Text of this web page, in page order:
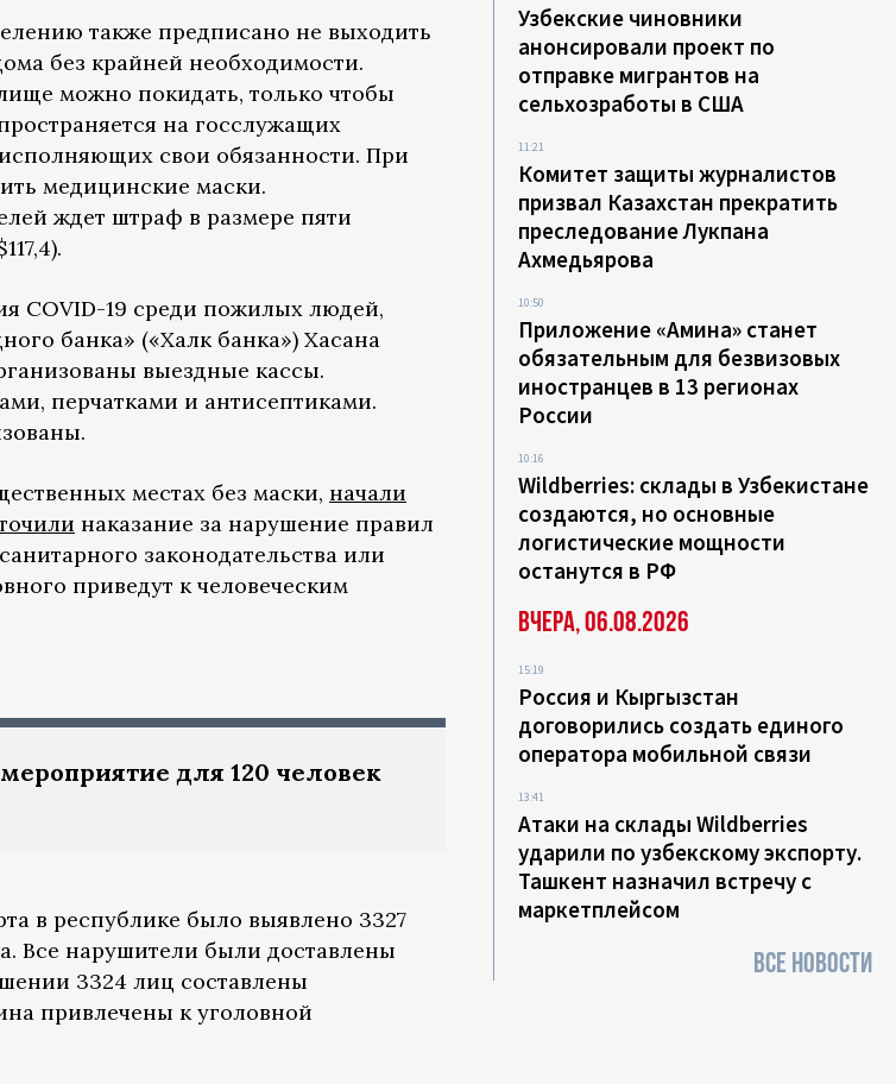
также предписано не выходить
без крайней необходимости.
можно покидать, только чтобы
на госслужащих
свои обязанности. При
медицинские маски.
ждет штраф в размере пяти
COVID-19 среди пожилых людей,
банка» («Халк банка») Хасана
выездные кассы.
перчатками и антисептиками.
местах без маски, начали
наказание за нарушение правил
законодательства или
приведут к человеческим
для 120 человек
в республике было выявлено 3327
Все нарушители были доставлены
3324 лиц составлены
привлечены к уголовной
Узбекские чиновники
анонсировали проект по
отправке мигрантов на
сельхозработы в США
11:21
Комитет защиты журналистов
призвал Казахстан прекратить
преследование Лукпана
Ахмедьярова
10:50
Приложение «Амина» станет
обязательным для безвизовых
иностранцев в 13 регионах
России
10:16
Wildberries: склады в Узбекистане
создаются, но основные
логистические мощности
останутся в РФ
Вчера, 06.08.2026
15:19
Россия и Кыргызстан
договорились создать единого
оператора мобильной связи
13:41
Атаки на склады Wildberries
ударили по узбекскому экспорту.
Ташкент назначил встречу с
маркетплейсом
ВСЕ НОВОСТИ